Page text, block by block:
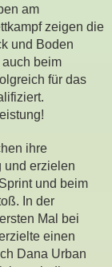
am
zeigen die
und Boden
beim
für das
ihre
und erzielen
und beim
In der
Mal bei
einen
Dana Urban